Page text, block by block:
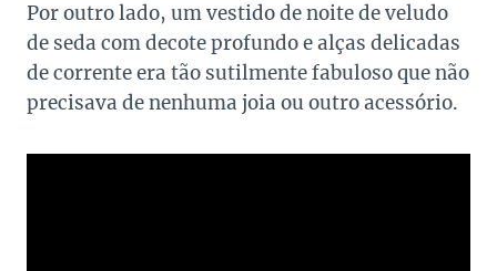
Por outro lado, um vestido de noite de veludo
de seda com decote profundo e alças delicadas
de corrente era tão sutilmente fabuloso que não
precisava de nenhuma joia ou outro acessório.